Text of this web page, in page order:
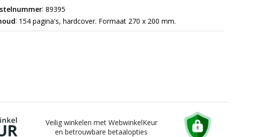
: 89395
: 154 pagina's, hardcover. Formaat 270 x 200 mm.
Veilig winkelen met WebwinkelKeur
en betrouwbare betaalopties